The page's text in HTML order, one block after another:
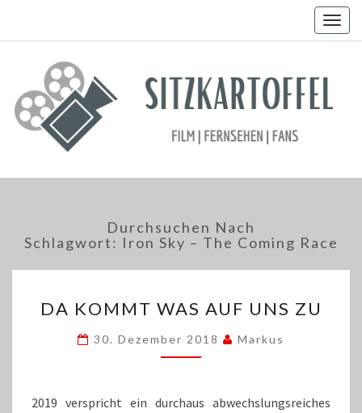
Durchsuchen Nach
Schlagwort: Iron Sky – The Coming Race
KOMMT
AUF
UNS
DA KOMMT WAS AUF UNS ZU
30. Dezember 2018 Markus
2019 verspricht ein durchaus abwechslungsreiches